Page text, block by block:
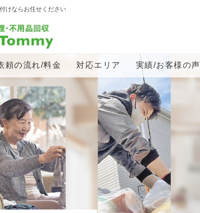
けならお任せください
頼の流れ/料金 対応エリア 実績/お客様の声